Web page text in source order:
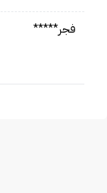
فجر*****